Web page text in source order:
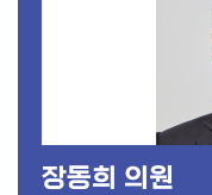
장동희 의원
정명희 의원